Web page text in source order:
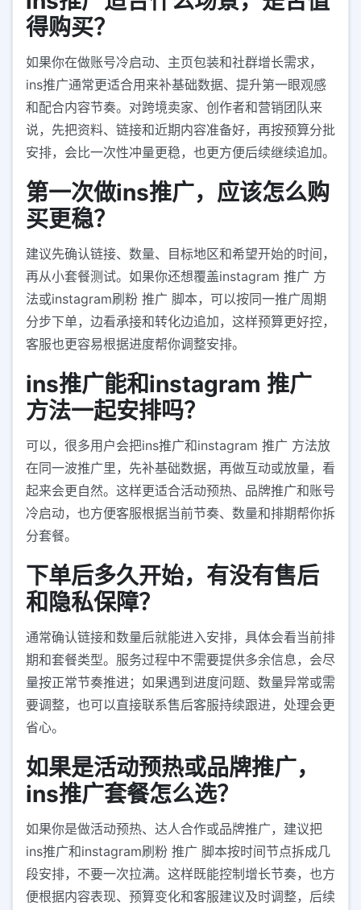
得购买？
如果你在做账号冷启动、主页包装和社群增长需求，
ins推广通常更适合用来补基础数据、提升第一眼观感
和配合内容节奏。对跨境卖家、创作者和营销团队来
说，先把资料、链接和近期内容准备好，再按预算分批
安排，会比一次性冲量更稳，也更方便后续继续追加。
第一次做ins推广，应该怎么购
买更稳？
建议先确认链接、数量、目标地区和希望开始的时间，
再从小套餐测试。如果你还想覆盖instagram 推广 方
法或instagram刷粉 推广 脚本，可以按同一推广周期
分步下单，边看承接和转化边追加，这样预算更好控，
客服也更容易根据进度帮你调整安排。
ins推广能和instagram 推广
方法一起安排吗？
可以，很多用户会把ins推广和instagram 推广 方法放
在同一波推广里，先补基础数据，再做互动或放量，看
起来会更自然。这样更适合活动预热、品牌推广和账号
冷启动，也方便客服根据当前节奏、数量和排期帮你拆
分套餐。
下单后多久开始，有没有售后
和隐私保障？
通常确认链接和数量后就能进入安排，具体会看当前排
期和套餐类型。服务过程中不需要提供多余信息，会尽
量按正常节奏推进；如果遇到进度问题、数量异常或需
要调整，也可以直接联系售后客服持续跟进，处理会更
省心。
如果是活动预热或品牌推广，
ins推广套餐怎么选？
如果你是做活动预热、达人合作或品牌推广，建议把
ins推广和instagram刷粉 推广 脚本按时间节点拆成几
段安排，不要一次拉满。这样既能控制增长节奏，也方
便根据内容表现、预算变化和客服建议及时调整，后续